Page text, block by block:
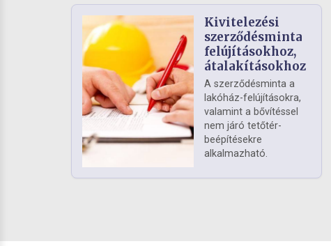
Kivitelezési
szerződésminta
felújításokhoz,
átalakításokhoz
A szerződésminta a
lakóház-felújításokra,
valamint a bővítéssel
nem járó tetőtér-
beépítésekre
alkalmazható.